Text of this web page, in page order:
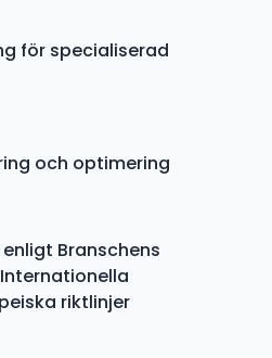
för specialiserad
och optimering
Branschens
riktlinjer